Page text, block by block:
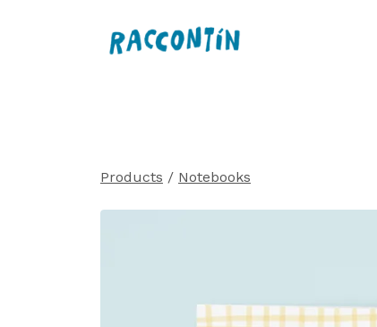
Products / Notebooks